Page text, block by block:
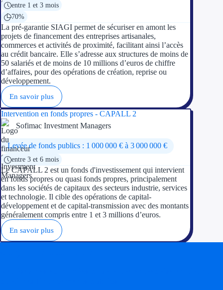
entre 1 et 3 mois
70%
La pré-garantie SIAGI permet de sécuriser en amont les
projets de financement des entreprises artisanales,
commerces et activités de proximité, facilitant ainsi l’accès
au crédit bancaire. Elle s’adresse aux structures de moins de
50 salariés et de moins de 10 millions d’euros de chiffre
d’affaires, pour des opérations de création, reprise ou
développement.
En savoir plus
Intervention en fonds propres - CAPALL 2
Sofimac Investment Managers
Levée de fonds publics : 1 000 000 € à 3 000 000 €
entre 3 et 6 mois
Le CAPALL 2 est un fonds d'investissement qui intervient
en fonds propres ou quasi fonds propres, principalement
dans les sociétés de capitaux des secteurs industrie, services
et technologie. Il cible des opérations de capital-
développement et de capital-transmission avec des montants
généralement compris entre 1 et 3 millions d’euros.
En savoir plus